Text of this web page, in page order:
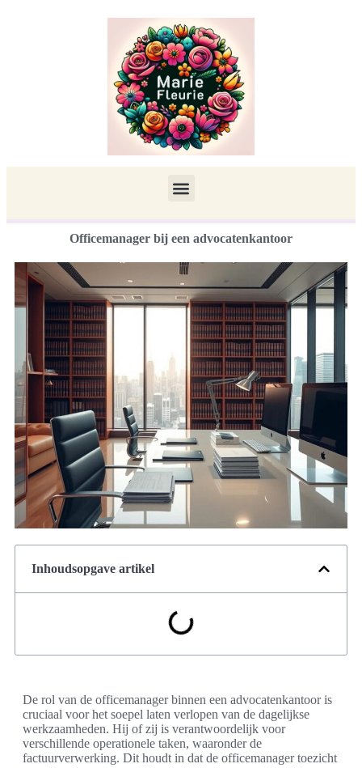
Officemanager bij een advocatenkantoor
Inhoudsopgave artikel
De rol van de officemanager binnen een advocatenkantoor is
cruciaal voor het soepel laten verlopen van de dagelijkse
werkzaamheden. Hij of zij is verantwoordelijk voor
verschillende operationele taken, waaronder de
factuurverwerking. Dit houdt in dat de officemanager toezicht